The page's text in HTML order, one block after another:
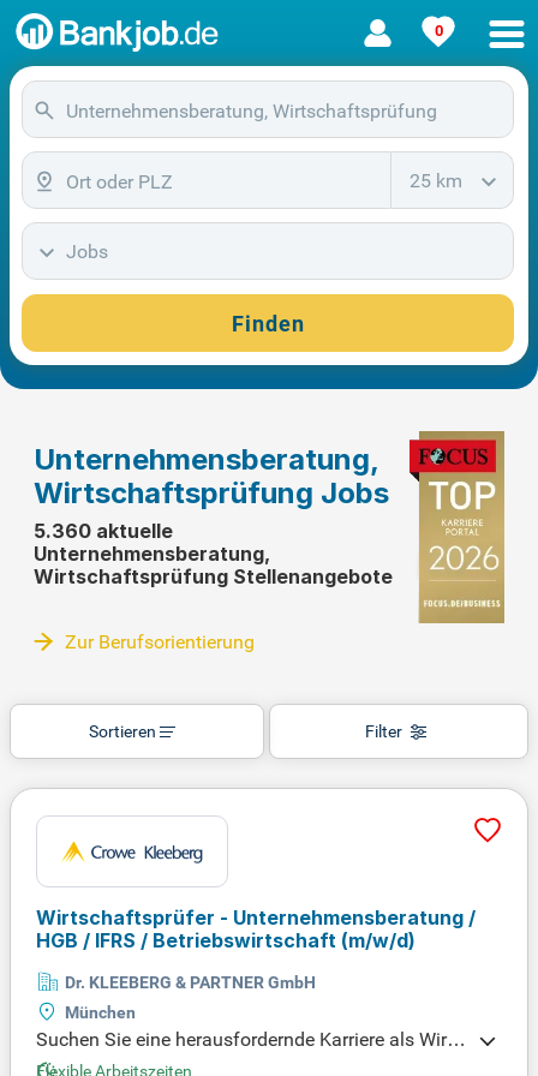
0
25 km
Jobs
Finden
Unternehmensberatung,
Wirtschaftsprüfung Jobs
5.360 aktuelle
Unternehmensberatung,
Wirtschaftsprüfung Stellenangebote
Zur Berufsorientierung
Filter
Sortieren
Wirtschaftsprüfer - Unternehmensberatung /
HGB / IFRS / Betriebswirtschaft (m/w/d)
Dr. KLEEBERG & PARTNER GmbH
München
Suchen Sie eine herausfordernde Karriere als Wirts
chaftsprüfer? Unsere Stelle richtet sich an talentiert
Flexible Arbeitszeiten